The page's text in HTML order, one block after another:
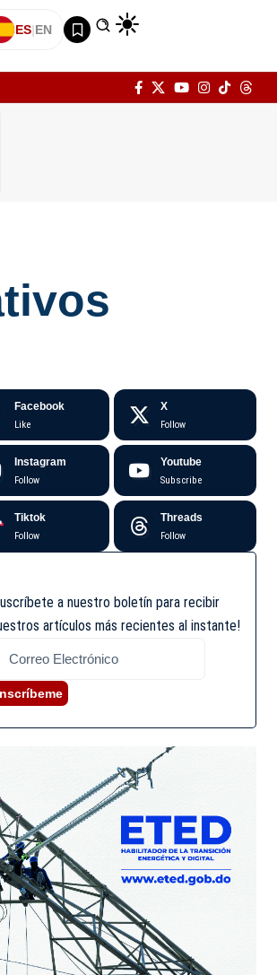
ES|EN
Facebook
Like
X
Follow
Instagram
Follow
Youtube
Subscribe
Tiktok
Follow
Threads
Follow
a nuestro boletín para recibir
artículos más recientes al instante!